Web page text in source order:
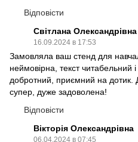
Відповісти
Світлана Олександрівна
16.09.2024 в 17:53
Замовляла ваш стенд для
неймовірна, текст читабельний
добротний, приємний на
супер, дуже задоволена!
Відповісти
Вікторія Олександрівна
06.04.2024 в 07:45